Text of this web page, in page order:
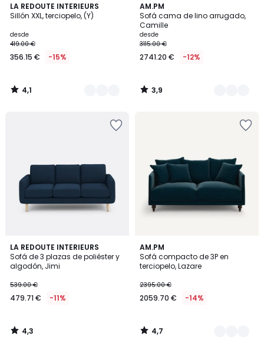
LA REDOUTE INTERIEURS
Sillón XXL, terciopelo, (Y)
desde
419.00 €
356.15 € -15%
4,1
/ 5
7
Colores
4,1
/
AM.PM
Sofá cama de lino arrugado,
Camille
desde
3115.00 €
2741.20 € -12%
3,9
/ 5
2
Colores
3,9
/
LA REDOUTE INTERIEURS
Sofá de 3 plazas de poliéster y
algodón, Jimi
539.00 €
479.71 € -11%
4,3
/ 5
4,3
/
AM.PM
Sofá compacto de 3P en
terciopelo, Lazare
2395.00 €
2059.70 € -14%
4,7
/ 5
16
Colores
4,7
/